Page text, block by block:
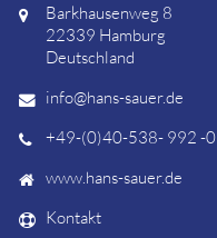
Barkhausenweg 8
22339 Hamburg
Deutschland
info@hans-sauer.de
+49-(0)40-538- 992 -0
www.hans-sauer.de
Kontakt